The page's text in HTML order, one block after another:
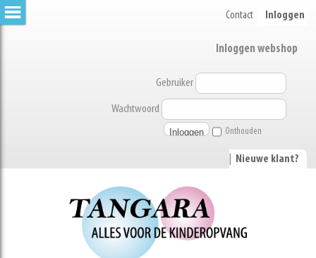
Contact Inloggen
Inloggen webshop
Gebruiker
Wachtwoord
Onthouden
Nieuwe klant?